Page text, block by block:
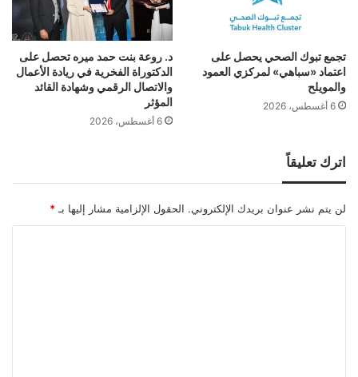
تجمع تبوك الصحي يحصل على
اعتماد «سباهي» لمركزي العمود
والمويلح
6 أغسطس، 2026
د. روعة بنت حمد ميره تحصل على
الدكتوراة الفخرية في ريادة الأعمال
والاتصال الرقمي وشهادة القائد
المؤثر
6 أغسطس، 2026
اترك تعليقاً
لن يتم نشر عنوان بريدك الإلكتروني. الحقول الإلزامية مشار إليها بـ*